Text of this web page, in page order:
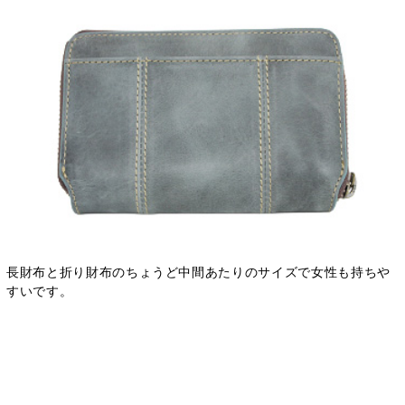
長財布と折り財布のちょうど中間あたりのサイズで女性も持ちや
すいです。